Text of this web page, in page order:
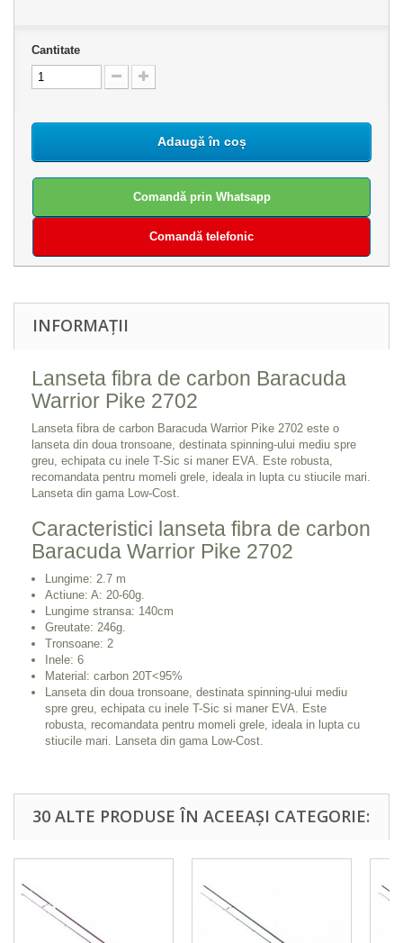
Cantitate
Adaugă în coș
Comandă prin Whatsapp
Comandă telefonic
INFORMAȚII
Lanseta fibra de carbon Baracuda
Warrior Pike 2702
Lanseta fibra de carbon Baracuda Warrior Pike 2702 este o
lanseta din doua tronsoane, destinata spinning-ului mediu spre
greu, echipata cu inele T-Sic si maner EVA. Este robusta,
recomandata pentru momeli grele, ideala in lupta cu stiucile mari.
Lanseta din gama Low-Cost.
Caracteristici lanseta fibra de carbon
Baracuda Warrior Pike 2702
Lungime: 2.7 m
Actiune: A: 20-60g.
Lungime stransa: 140cm
Greutate: 246g.
Tronsoane: 2
Inele: 6
Material: carbon 20T<95%
Lanseta din doua tronsoane, destinata spinning-ului mediu
spre greu, echipata cu inele T-Sic si maner EVA. Este
robusta, recomandata pentru momeli grele, ideala in lupta cu
stiucile mari. Lanseta din gama Low-Cost.
30 ALTE PRODUSE ÎN ACEEAȘI CATEGORIE: